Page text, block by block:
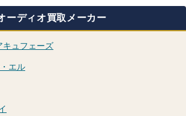
ーディオ買取メーカー
キュフェーズ
エル